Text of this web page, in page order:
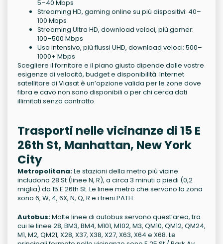
5–40 Mbps
Streaming HD, gaming online su più dispositivi: 40–
100 Mbps
Streaming Ultra HD, download veloci, più gamer:
100–500 Mbps
Uso intensivo, più flussi UHD, download veloci: 500–
1000+ Mbps
Scegliere il fornitore e il piano giusto dipende dalle vostre
esigenze di velocità, budget e disponibilità. Internet
satellitare di Viasat è un’opzione valida per le zone dove
fibra e cavo non sono disponibili o per chi cerca dati
illimitati senza contratto.
Trasporti nelle vicinanze di 15 E
26th St, Manhattan, New York
City
Metropolitana:Le stazioni della metro più vicine
includono 28 St (linee N, R), a circa 3 minuti a piedi (0,2
miglia) da 15 E 26th St. Le linee metro che servono la zona
sono 6, W, 4, 6X, N, Q, R e i treni PATH.
Autobus:Molte linee di autobus servono quest’area, tra
cui le linee 28, BM3, BM4, M101, M102, M3, QM10, QM12, QM24,
M1, M2, QM21, X28, X37, X38, X27, X63, X64 e X68. Le